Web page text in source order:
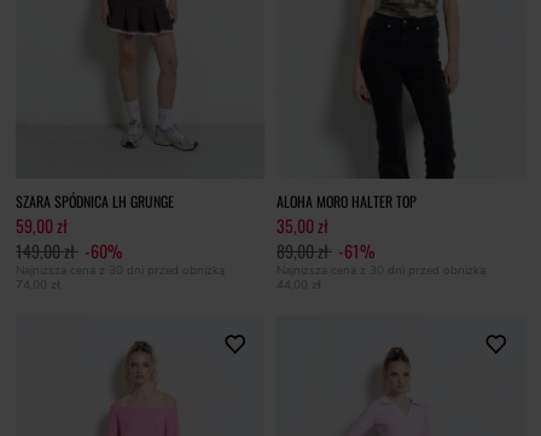
SZARA SPÓDNICA LH GRUNGE
59,00 zł
149,00 zł -60%
Najniższa cena z 30 dni przed obniżką
74,00 zł
ALOHA MORO HALTER TOP
35,00 zł
89,00 zł -61%
Najniższa cena z 30 dni przed obniżką
44,00 zł